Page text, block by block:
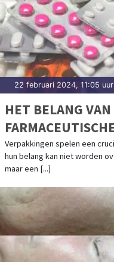
22 februari 2024, 11:05 uur
HET BELANG
Verpakkingen spelen een
hun belang kan niet worden
maar een [...]